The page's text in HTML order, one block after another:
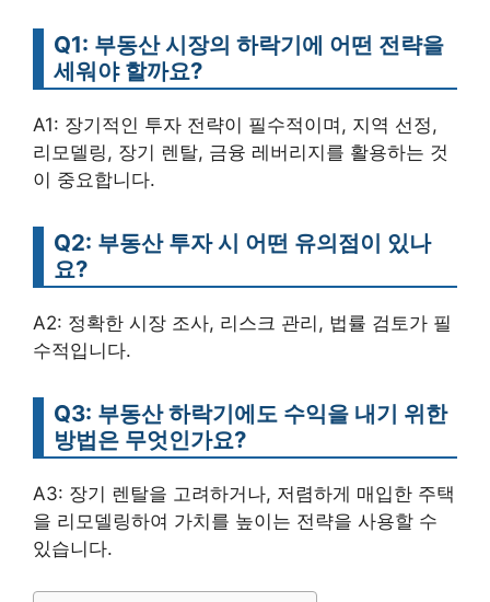
Q1: 부동산 시장의 하락기에 어떤 전략을
세워야 할까요?
A1: 장기적인 투자 전략이 필수적이며, 지역 선정,
리모델링, 장기 렌탈, 금융 레버리지를 활용하는 것
이 중요합니다.
Q2: 부동산 투자 시 어떤 유의점이 있나
요?
A2: 정확한 시장 조사, 리스크 관리, 법률 검토가 필
수적입니다.
Q3: 부동산 하락기에도 수익을 내기 위한
방법은 무엇인가요?
A3: 장기 렌탈을 고려하거나, 저렴하게 매입한 주택
을 리모델링하여 가치를 높이는 전략을 사용할 수
있습니다.